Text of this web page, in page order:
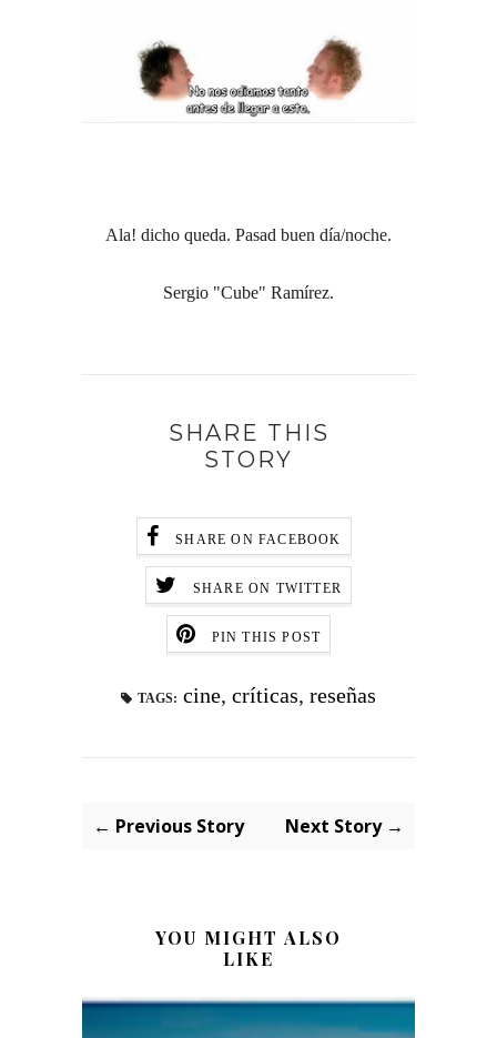
Ala! dicho queda. Pasad buen día/noche.
Sergio "Cube" Ramírez.
SHARE THIS
STORY
SHARE ON FACEBOOK
SHARE ON TWITTER
PIN THIS POST
TAGS: cine, críticas, reseñas
← Previous Story Next Story →
YOU MIGHT ALSO
LIKE